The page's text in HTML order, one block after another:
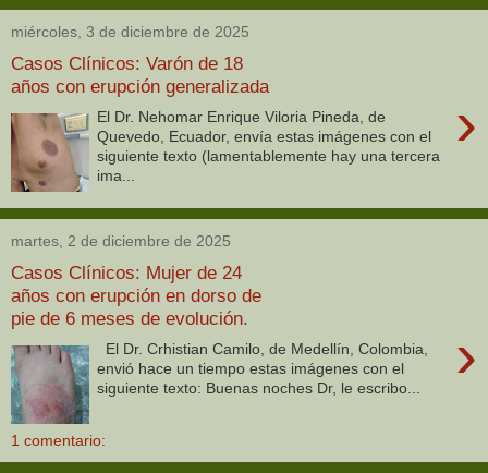
miércoles, 3 de diciembre de 2025
Casos Clínicos: Varón de 18
años con erupción generalizada
›
El Dr. Nehomar Enrique Viloria Pineda, de
Quevedo, Ecuador, envía estas imágenes con el
siguiente texto (lamentablemente hay una tercera
ima...
martes, 2 de diciembre de 2025
Casos Clínicos: Mujer de 24
años con erupción en dorso de
pie de 6 meses de evolución.
›
El Dr. Crhistian Camilo, de Medellín, Colombia,
envió hace un tiempo estas imágenes con el
siguiente texto: Buenas noches Dr, le escribo...
1 comentario: